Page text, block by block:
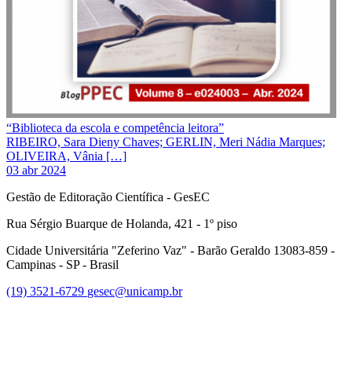
“Biblioteca da escola e competência leitora”
RIBEIRO, Sara Dieny Chaves; GERLIN, Meri Nádia Marques;
OLIVEIRA, Vânia […]
03 abr 2024
Gestão de Editoração Científica - GesEC
Rua Sérgio Buarque de Holanda, 421 - 1º piso
Cidade Universitária "Zeferino Vaz" - Barão Geraldo 13083-859 -
Campinas - SP - Brasil
(19) 3521-6729 gesec@unicamp.br